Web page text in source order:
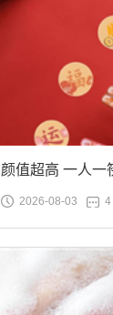
颜值超高 一人一
合金筷子大促：
2026-08-03 4